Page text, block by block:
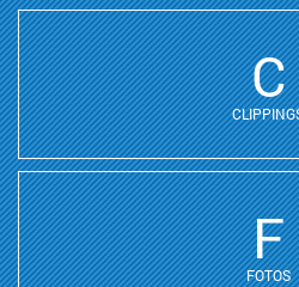
C
F
FOTOS